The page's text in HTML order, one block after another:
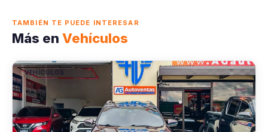
TAMBIÉN TE PUEDE INTERESAR
Más en Vehículos
VEHÍCULOS